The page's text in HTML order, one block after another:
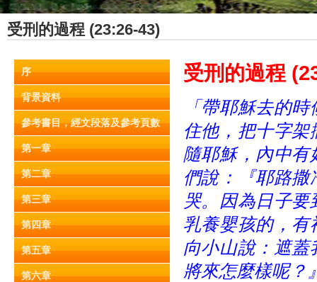
受刑的過程 (23:26-43)
序
背景資料
參考書目，經文段落及參考頁數
第一章
第二章
第三章
第四章
第五章
第六章
受刑的過程
「帶耶穌去的
住他，把十字
隨耶穌，內中有
們說：
『耶路撒
哭。因為日子要
乳養嬰孩的，有
向小山說：遮
將來怎麼樣呢？